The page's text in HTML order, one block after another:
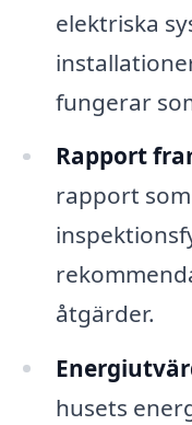
elektriska
fungerar
Rapport
rapport
åtgärder.
husets